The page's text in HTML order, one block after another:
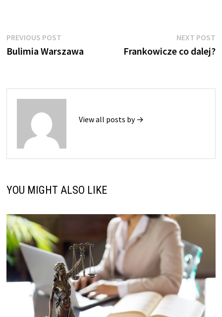
Nawigacja
wpisu
PREVIOUS POSTPrevious
post:
Bulimia Warszawa
NEXT POST
Frankowicze co dalej?
View all posts by →
YOU MIGHT ALSO LIKE